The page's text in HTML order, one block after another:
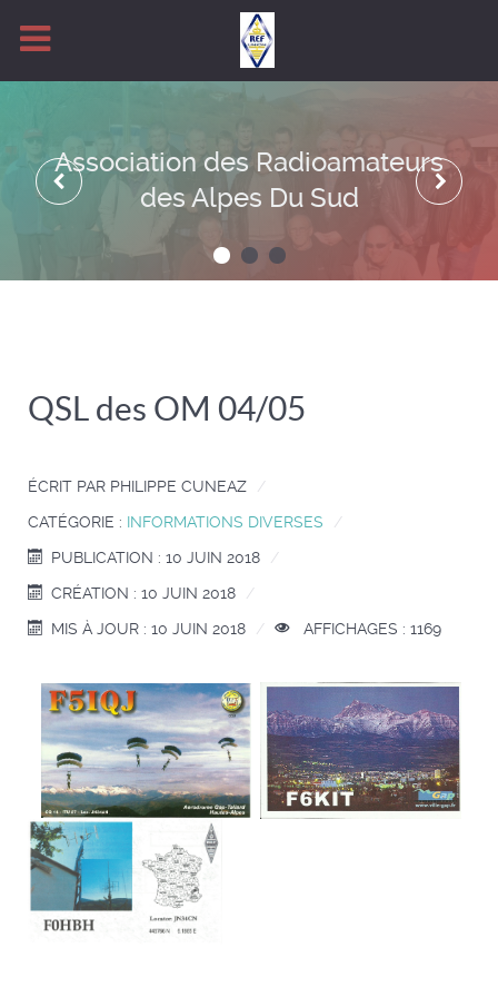
Association des Radioamateurs
des Alpes Du Sud
QSL des OM 04/05
ÉCRIT PAR PHILIPPE CUNEAZ
CATÉGORIE : INFORMATIONS DIVERSES
PUBLICATION : 10 JUIN 2018
CRÉATION : 10 JUIN 2018
MIS À JOUR : 10 JUIN 2018
AFFICHAGES : 1169